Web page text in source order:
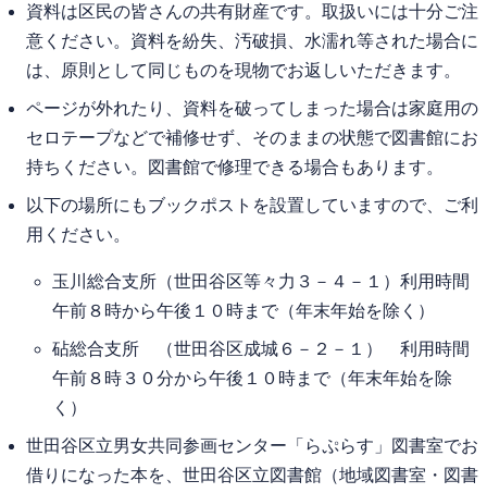
資料は区民の皆さんの共有財産です。取扱いには十分ご注
意ください。資料を紛失、汚破損、水濡れ等された場合に
は、原則として同じものを現物でお返しいただきます。
ページが外れたり、資料を破ってしまった場合は家庭用の
セロテープなどで補修せず、そのままの状態で図書館にお
持ちください。図書館で修理できる場合もあります。
以下の場所にもブックポストを設置していますので、ご利
用ください。
玉川総合支所（世田谷区等々力３－４－１）利用時間
午前８時から午後１０時まで（年末年始を除く）
砧総合支所 （世田谷区成城６－２－１） 利用時間
午前８時３０分から午後１０時まで（年末年始を除
く）
世田谷区立男女共同参画センター「らぷらす」図書室でお
借りになった本を、世田谷区立図書館（地域図書室・図書